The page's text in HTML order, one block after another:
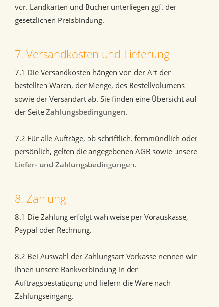
vor. Landkarten und Bücher unterliegen ggf. der
gesetzlichen Preisbindung.
7. Versandkosten und Lieferung
7.1 Die Versandkosten hängen von der Art der
bestellten Waren, der Menge, des Bestellvolumens
sowie der Versandart ab. Sie finden eine Übersicht auf
der Seite Zahlungsbedingungen.
7.2 Für alle Aufträge, ob schriftlich, fernmündlich oder
persönlich, gelten die angegebenen AGB sowie unsere
Liefer- und Zahlungsbedingungen.
8. Zahlung
8.1 Die Zahlung erfolgt wahlweise per Vorauskasse,
Paypal oder Rechnung.
8.2 Bei Auswahl der Zahlungsart Vorkasse nennen wir
Ihnen unsere Bankverbindung in der
Auftragsbestätigung und liefern die Ware nach
Zahlungseingang.